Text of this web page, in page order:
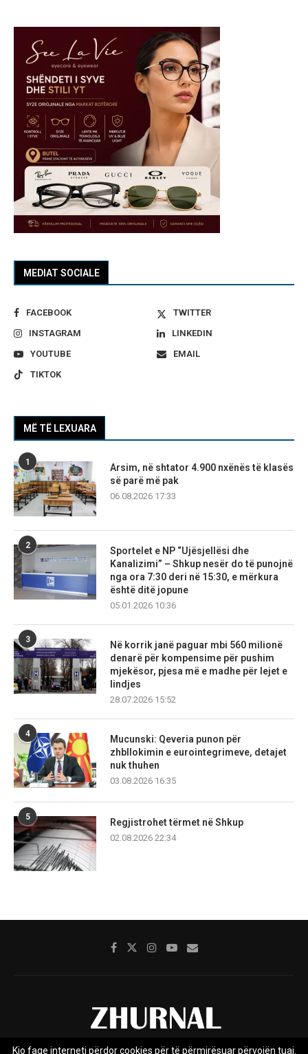
MEDIAT SOCIALE
FACEBOOK
TWITTER
INSTAGRAM
LINKEDIN
YOUTUBE
EMAIL
TIKTOK
MË TË LEXUARA
1
Arsim, në shtator 4.900 nxënës të klasës
së parë më pak
06.08.2026 17:33
2
Sportelet e NP “Ujësjellësi dhe
Kanalizimi” – Shkup nesër do të punojnë
nga ora 7:30 deri në 15:30, e mërkura
është ditë jopune
05.01.2026 10:36
3
Në korrik janë paguar mbi 560 milionë
denarë për kompensime për pushim
mjekësor, pjesa më e madhe për lejet e
lindjes
28.07.2026 15:52
4
Mucunski: Qeveria punon për
zhbllokimin e eurointegrimeve, detajet
nuk thuhen
03.08.2026 16:35
5
Regjistrohet tërmet në Shkup
02.08.2026 22:34
Kjo faqe interneti përdor cookies për të përmirësuar përvojën tuaj.